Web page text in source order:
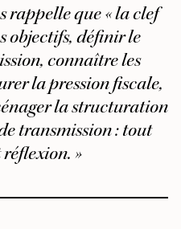
rappelle que « la clef
objectifs, définir le
connaître les
la pression fiscale,
la structuration
transmission : tout
»